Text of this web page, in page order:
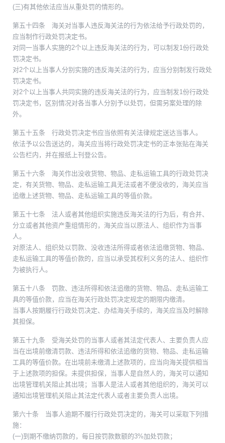
(三)有其他依法应当从重处罚的情形的。
第五十四条 海关对当事人违反海关法的行为依法给予行政处罚的，
应当制作行政处罚决定书。
对同一当事人实施的2个以上违反海关法的行为，可以制发1份行政处
罚决定书。
对2个以上当事人分别实施的违反海关法的行为，应当分别制发行政处
罚决定书。
对2个以上当事人共同实施的违反海关法的行为，应当制发1份行政处
罚决定书，区别情况对各当事人分别予以处罚，但需另案处理的除
外。
第五十五条 行政处罚决定书应当依照有关法律规定送达当事人。
依法予以公告送达的，海关应当将行政处罚决定书的正本张贴在海关
公告栏内，并在报纸上刊登公告。
第五十六条 海关作出没收货物、物品、走私运输工具的行政处罚决
定，有关货物、物品、走私运输工具无法或者不便没收的，海关应当
追缴上述货物、物品、走私运输工具的等值价款。
第五十七条 法人或者其他组织实施违反海关法的行为后，有合并、
分立或者其他资产重组情形的，海关应当以原法人、组织作为当事
人。
对原法人、组织处以罚款、没收违法所得或者依法追缴货物、物品、
走私运输工具的等值价款的，应当以承受其权利义务的法人、组织作
为被执行人。
第五十八条 罚款、违法所得和依法追缴的货物、物品、走私运输工
具的等值价款，应当在海关行政处罚决定规定的期限内缴清。
当事人按期履行行政处罚决定、办结海关手续的，海关应当及时解除
其担保。
第五十九条 受海关处罚的当事人或者其法定代表人、主要负责人应
当在出境前缴清罚款、违法所得和依法追缴的货物、物品、走私运输
工具的等值价款。在出境前未缴清上述款项的，应当向海关提供相当
于上述款项的担保。未提供担保，当事人是自然人的，海关可以通知
出境管理机关阻止其出境；当事人是法人或者其他组织的，海关可以
通知出境管理机关阻止其法定代表人或者主要负责人出境。
第六十条 当事人逾期不履行行政处罚决定的，海关可以采取下列措
施：
(一)到期不缴纳罚款的，每日按罚款数额的3%加处罚款；